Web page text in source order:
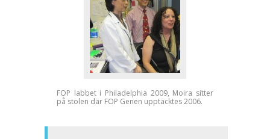
FOP labbet i Philadelphia 2009, Moira sitter
på stolen där FOP Genen upptäcktes 2006.